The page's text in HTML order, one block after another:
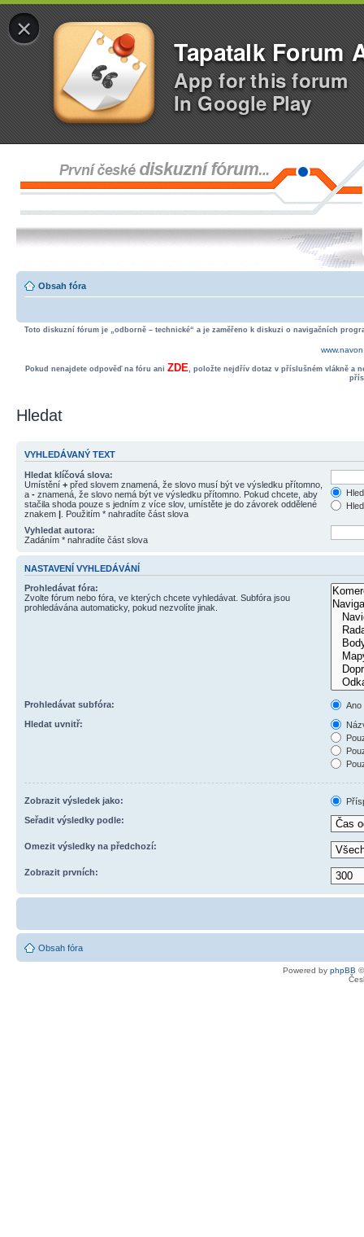
×
Tapatalk Forum
App for this forum
In Google Play
Obsah fóra
Toto diskuzní fórum je „odborně – technické“ a je zaměřeno k diskuzi o navigačních
Pokud nenajdete odpověď na fóru ani ZDE, položte nejdřív dotaz v příslušném vlákně a
Hledat
VYHLEDÁVANÝ TEXT
Hledat klíčová slova:
Umístění + před slovem znamená, že slovo musí být ve výsledku přítomno,
a - znamená, že slovo nemá být ve výsledku přítomno. Pokud chcete, aby
stačila shoda pouze s jedním z více slov, umístěte je do závorek oddělené
znakem | . Použitím * nahradíte část slova
Vyhledat autora:
Zadáním * nahradíte část slova
NASTAVENÍ VYHLEDÁVÁNÍ
Prohledávat fóra:
Zvolte fórum nebo fóra, ve kterých chcete vyhledávat. Subfóra jsou
prohledávána automaticky, pokud nezvolíte jinak.
Prohledávat subfóra:
Ano
Hledat uvnitř:
Zobrazit výsledek jako:
Seřadit výsledky podle:
Omezit výsledky na předchozí:
Zobrazit prvních:
Obsah fóra
Powered by phpBB